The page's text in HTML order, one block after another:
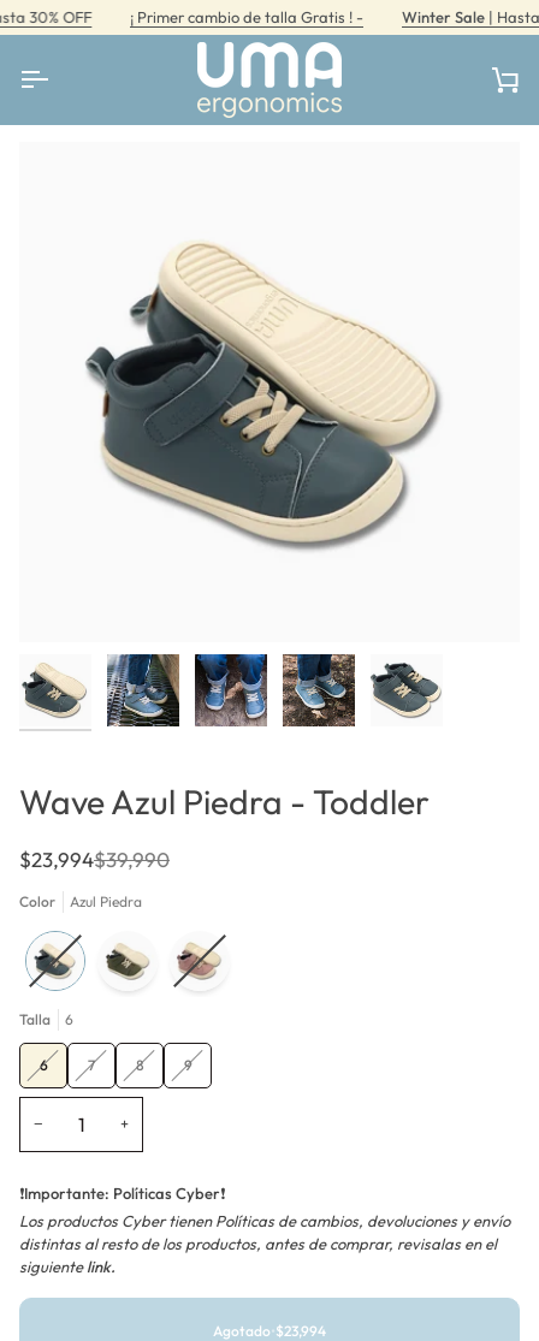
directamente
contenido
OFF ¡ Primer cambio de talla Gratis ! - Winter Sale| Hasta
Wave Azul Piedra - Toddler
$23,994$39,990
Color Azul Piedra
Talla 6
6Variante
agotada
no
disponible
7Variante
agotada
disponible
8Variante
agotada
disponible
9Variante
agotada
− +
❗Importante: Políticas Cyber❗
Los productos Cyber tienen Políticas de cambios, devoluciones y envío
distintas al resto de los productos, antes de comprar, revisalas en el
siguientelink.
Agotado•$23,994